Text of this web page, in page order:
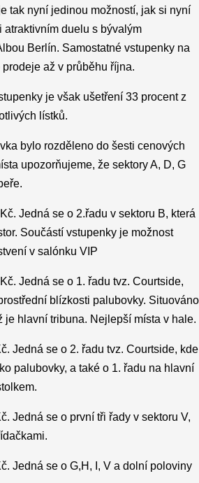
tak nyní jedinou možností, jak si nyní
atraktivním duelu s bývalým
Berlín. Samostatné vstupenky na
až v průběhu října.
je však ušetření 33 procent z
lístků.
bylo rozděleno do šesti cenových
upozorňujeme, že sektory A, D, G
Jedná se o 2.řadu v sektoru B, která
Součástí vstupenky je možnost
v salónku VIP
Jedná se o 1. řadu tvz. Courtside,
blízkosti palubovky. Situováno
je hlavní tribuna. Nejlepší místa v hale.
Jedná se o 2. řadu tvz. Courtside, kde
palubovky, a také o 1. řadu na hlavní
Jedná se o první tři řady v sektoru V,
Jedná se o G,H, I, V a dolní poloviny